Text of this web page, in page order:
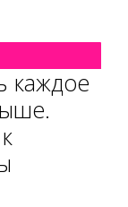
каждое